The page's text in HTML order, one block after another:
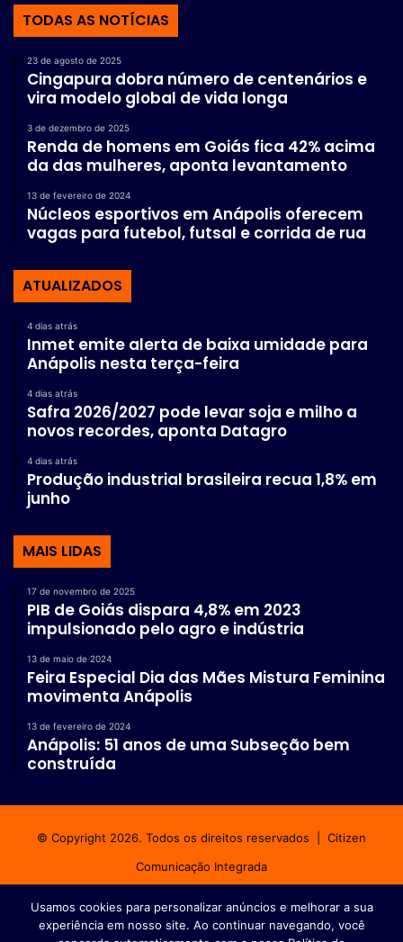
TODAS AS NOTÍCIAS
23 de agosto de 2025
Cingapura dobra número de centenários e
vira modelo global de vida longa
3 de dezembro de 2025
Renda de homens em Goiás fica 42% acima
da das mulheres, aponta levantamento
13 de fevereiro de 2024
Núcleos esportivos em Anápolis oferecem
vagas para futebol, futsal e corrida de rua
ATUALIZADOS
4 dias atrás
Inmet emite alerta de baixa umidade para
Anápolis nesta terça-feira
4 dias atrás
Safra 2026/2027 pode levar soja e milho a
novos recordes, aponta Datagro
4 dias atrás
Produção industrial brasileira recua 1,8% em
junho
MAIS LIDAS
17 de novembro de 2025
PIB de Goiás dispara 4,8% em 2023
impulsionado pelo agro e indústria
13 de maio de 2024
Feira Especial Dia das Mães Mistura Feminina
movimenta Anápolis
13 de fevereiro de 2024
Anápolis: 51 anos de uma Subseção bem
construída
© Copyright 2026. Todos os direitos reservados | Citizen
Comunicação Integrada
Usamos cookies para personalizar anúncios e melhorar a sua
experiência em nosso site. Ao continuar navegando, você